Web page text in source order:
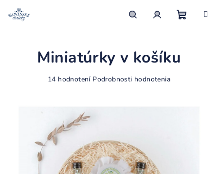
Miniatúrky v košíku
Priemerné
5
hviezdičiek.
14 hodnotení Podrobnosti hodnotenia